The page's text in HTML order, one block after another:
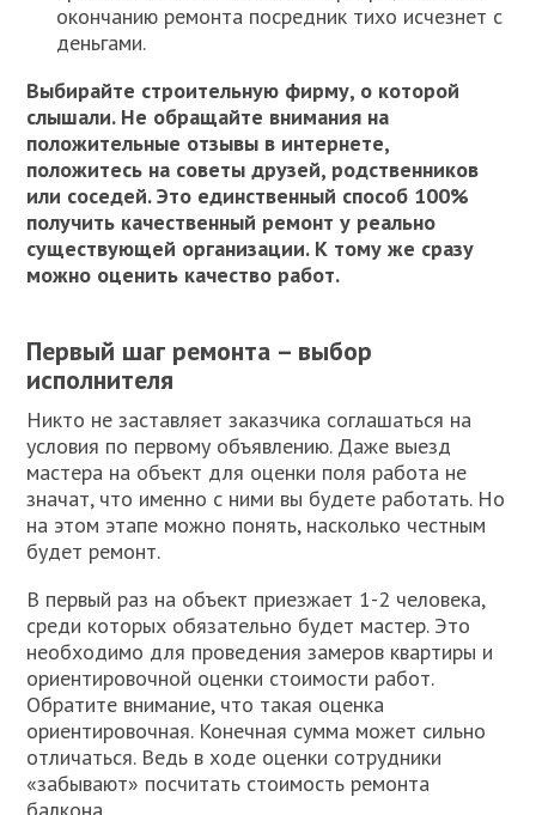
окончанию ремонта посредник тихо исчезнет с
деньгами.
Выбирайте строительную фирму, о которой
слышали. Не обращайте внимания на
положительные отзывы в интернете,
положитесь на советы друзей, родственников
или соседей. Это единственный способ 100%
получить качественный ремонт у реально
существующей организации. К тому же сразу
можно оценить качество работ.
Первый шаг ремонта – выбор
исполнителя
Никто не заставляет заказчика соглашаться на
условия по первому объявлению. Даже выезд
мастера на объект для оценки поля работа не
значат, что именно с ними вы будете работать. Но
на этом этапе можно понять, насколько честным
будет ремонт.
В первый раз на объект приезжает 1-2 человека,
среди которых обязательно будет мастер. Это
необходимо для проведения замеров квартиры и
ориентировочной оценки стоимости работ.
Обратите внимание, что такая оценка
ориентировочная. Конечная сумма может сильно
отличаться. Ведь в ходе оценки сотрудники
«забывают» посчитать стоимость ремонта